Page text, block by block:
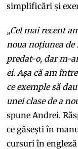
simplificări și
„Cel mai recent
noua noțiunea
predat-o, dar m-
ei. Așa că am
ce exemple să
unei clase de a
spune Andrei.
ce găsești în
cursuri în